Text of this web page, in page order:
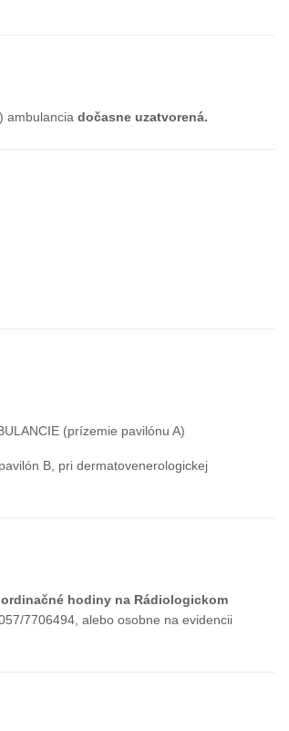
ambulancia dočasne uzatvorená.
(prízemie pavilónu A)
B, pri dermatovenerologickej
hodiny na Rádiologickom
7706494, alebo osobne na evidencii